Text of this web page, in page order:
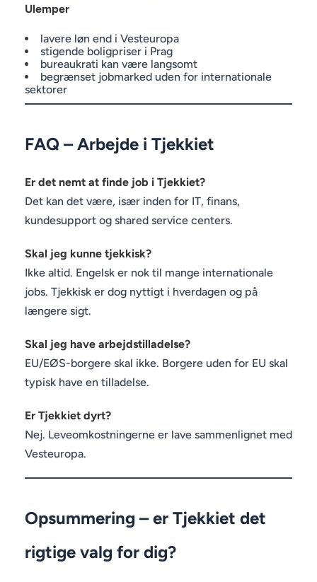
Ulemper
lavere løn end i Vesteuropa
stigende boligpriser i Prag
bureaukrati kan være langsomt
begrænset jobmarked uden for internationale
sektorer
FAQ – Arbejde i Tjekkiet
Er det nemt at finde job i Tjekkiet?
Det kan det være, især inden for IT, finans,
kundesupport og shared service centers.
Skal jeg kunne tjekkisk?
Ikke altid. Engelsk er nok til mange internationale
jobs. Tjekkisk er dog nyttigt i hverdagen og på
længere sigt.
Skal jeg have arbejdstilladelse?
EU/EØS-borgere skal ikke. Borgere uden for EU skal
typisk have en tilladelse.
Er Tjekkiet dyrt?
Nej. Leveomkostningerne er lave sammenlignet med
Vesteuropa.
Opsummering – er Tjekkiet det
rigtige valg for dig?